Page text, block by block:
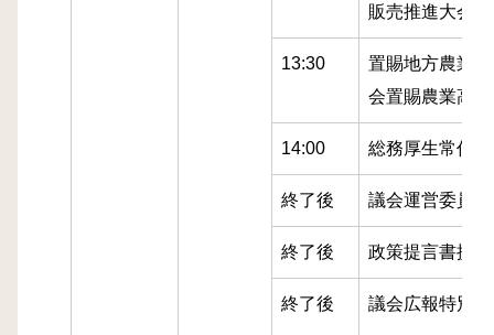
販売推進大会
13:30
置賜地方農業
会置賜農業高
14:00 総務厚生常任
終了後 議会運営委員会
終了後 政策提言書提出
終了後 議会広報特別